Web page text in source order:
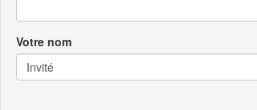
Votre nom